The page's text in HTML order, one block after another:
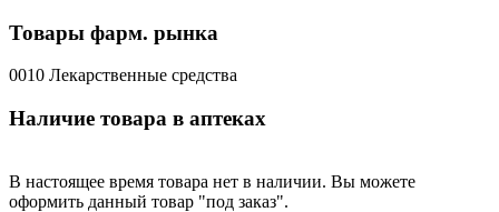
Товары фарм. рынка
0010 Лекарственные средства
Наличие товара в аптеках
В настоящее время товара нет в наличии. Вы можете
оформить данный товар "под заказ".